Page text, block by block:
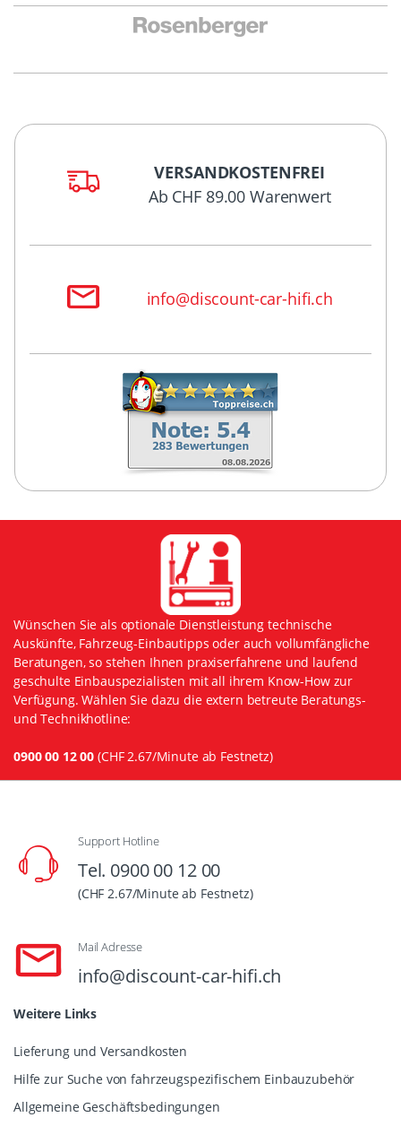
VERSANDKOSTENFREI
Ab CHF 89.00 Warenwert
info@discount-car-hifi.ch
Wünschen Sie als optionale Dienstleistung technische
Auskünfte, Fahrzeug-Einbautipps oder auch vollumfängliche
Beratungen, so stehen Ihnen praxiserfahrene und laufend
geschulte Einbauspezialisten mit all ihrem Know-How zur
Verfügung. Wählen Sie dazu die extern betreute Beratungs-
und Technikhotline:
0900 00 12 00 (CHF 2.67/Minute ab Festnetz)
Support Hotline
Tel. 0900 00 12 00
(CHF 2.67/Minute ab Festnetz)
Mail Adresse
info@discount-car-hifi.ch
Weitere Links
Lieferung und Versandkosten
Hilfe zur Suche von fahrzeugspezifischem Einbauzubehör
Allgemeine Geschäftsbedingungen